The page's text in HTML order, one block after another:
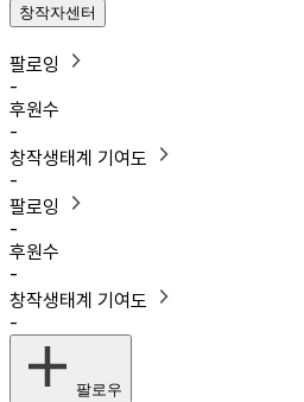
창작자센터
팔로잉
-
후원수
-
창작생태계 기여도
-
팔로잉
-
후원수
-
창작생태계 기여도
-
팔로우